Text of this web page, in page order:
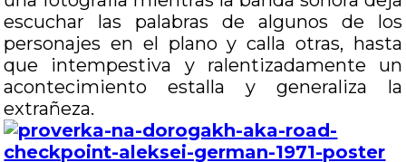
escuchar las palabras de algunos de los
personajes en el plano y calla otras, hasta
que intempestiva y ralentizadamente un
acontecimiento estalla y generaliza la
extrañeza.